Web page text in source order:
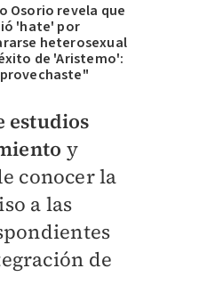
Osorio revela que
'hate' por
heterosexual
de 'Aristemo':
estudios
y
conocer la
a las
de